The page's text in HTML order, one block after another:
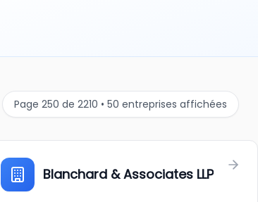
Page 250 de 2210 • 50 entreprises affichées
Blanchard & Associates LLP